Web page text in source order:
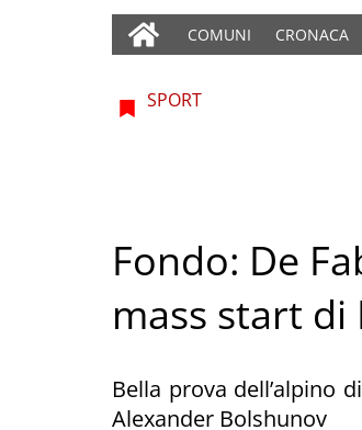
COMUNI CRONACA
SPORT
Fondo: De
mass start di
Bella prova dell’alpino
Alexander Bolshunov